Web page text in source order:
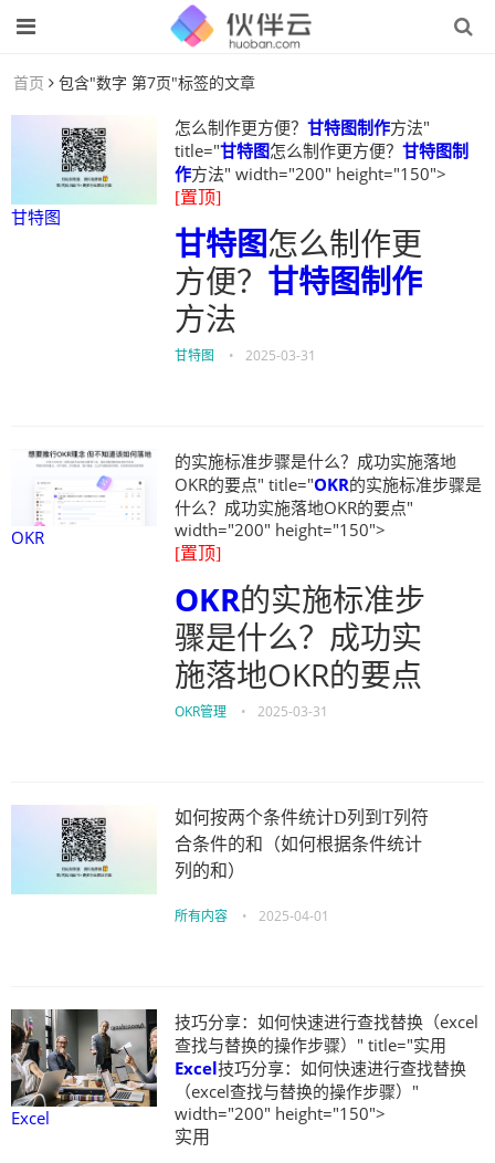
首页 包含"数字 第7页"标签的文章
甘特图
怎么制作更方便？ 甘特图制作方法"
title="甘特图怎么制作更方便？ 甘特图制
作方法" width="200" height="150">
[置顶]
甘特图怎么制作更
方便？ 甘特图制作
方法
甘特图 • 2025-03-31
OKR
的实施标准步骤是什么？成功实施落地
OKR的要点" title="OKR的实施标准步骤是
什么？成功实施落地OKR的要点"
width="200" height="150">
[置顶]
OKR的实施标准步
骤是什么？成功实
施落地OKR的要点
OKR管理 • 2025-03-31
如何按两个条件统计D列到T列符
合条件的和（如何根据条件统计
列的和）
所有内容 • 2025-04-01
Excel
技巧分享：如何快速进行查找替换（excel
查找与替换的操作步骤）" title="实用
Excel技巧分享：如何快速进行查找替换
（excel查找与替换的操作步骤）"
width="200" height="150">
实用